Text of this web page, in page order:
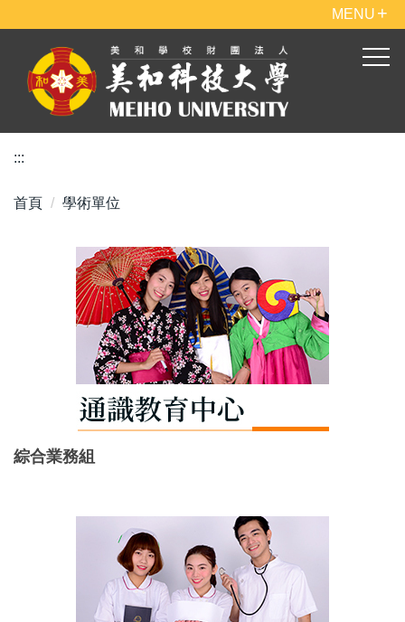
MENU
:::
首頁 學術單位
綜合業務組